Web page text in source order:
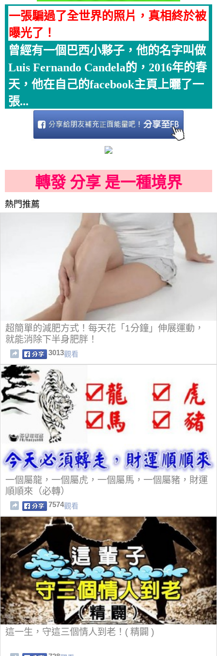
一張騙過了全世界的照片，真相終於被
曝光了！
曾經有一個巴西小夥子，他的名字叫做
Luis Fernando Candela的，2016年的春
天，他在自己的facebook主頁上曬了一
張...
轉發 分享 是一種境界
熱門推薦
超簡單的減肥方式！每天花「1分鐘」伸展運動，
就能消除下半身肥胖！
3013觀看
一個屬龍，一個屬虎，一個屬馬，一個屬豬，財運
順順來（必轉）
7574觀看
這一生，守這三個情人到老！( 精闢 )